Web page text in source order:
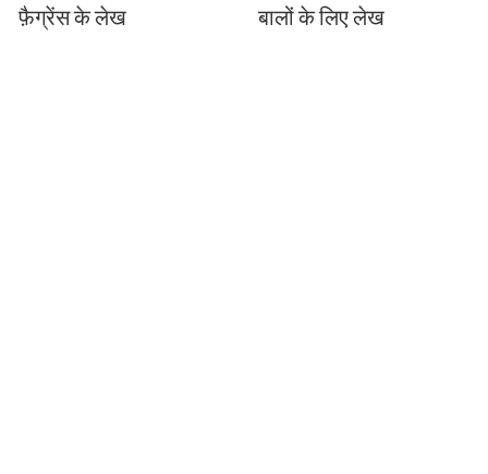
फ़ैग्रेंस के लेख बालों के लिए लेख